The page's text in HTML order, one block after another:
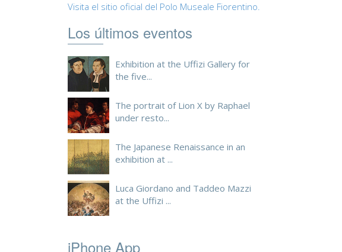
Visita el sitio oficial del Polo Museale Fiorentino.
Los últimos eventos
Exhibition at the Uffizi Gallery for
the five...
The portrait of Lion X by Raphael
under resto...
The Japanese Renaissance in an
exhibition at ...
Luca Giordano and Taddeo Mazzi
at the Uffizi ...
iPhone App